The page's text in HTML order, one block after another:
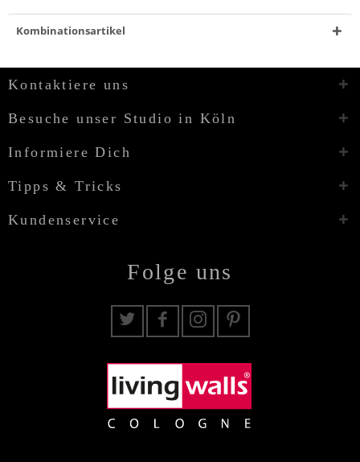
Kombinationsartikel
Kontaktiere uns
Besuche unser Studio in Köln
Informiere Dich
Tipps & Tricks
Kundenservice
Folge uns